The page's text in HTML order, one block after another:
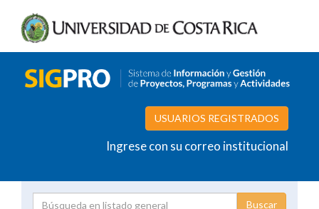
USUARIOS REGISTRADOS
Ingrese con su correo institucional